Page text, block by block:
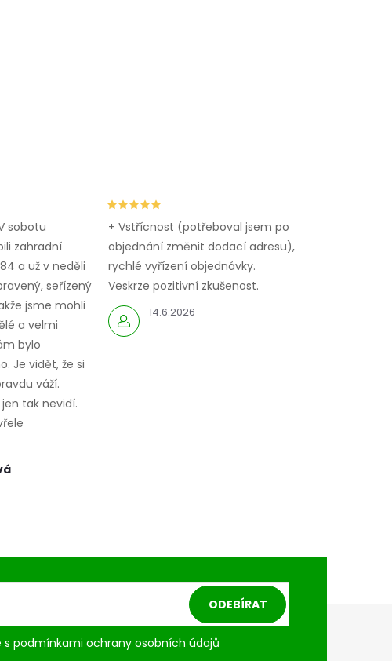
sobotu
zahradní
a už v neděli
seřízený
jsme mohli
a velmi
bylo
Je vidět, že si
váží.
tak nevidí.
14.6.2026
+ Vstřícnost (potřeboval jsem po
objednání změnit dodací adresu),
rychlé vyřízení objednávky.
Veskrze pozitivní zkušenost.
s podmínkami ochrany osobních údajů
ODEBÍRAT